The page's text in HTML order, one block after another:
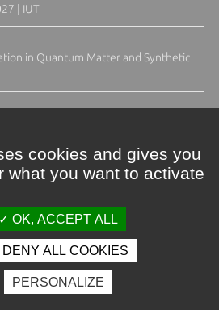
| IUT
in Quantum Matter and Synthetic
Espace presse
Photothèque
cookies and gives you
what you want to activate
OK, ACCEPT ALL
DENY ALL COOKIES
PERSONALIZE